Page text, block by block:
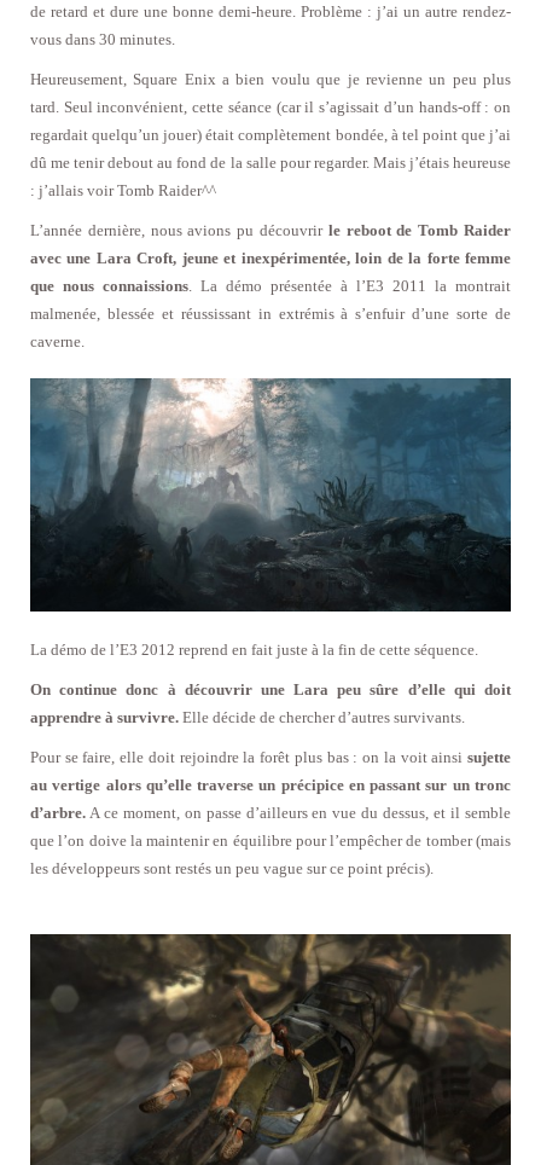
de retard et dure une bonne demi-heure. Problème : j’ai un autre rendez-
vous dans 30 minutes.
Heureusement, Square Enix a bien voulu que je revienne un peu plus
tard. Seul inconvénient, cette séance (car il s’agissait d’un hands-off : on
regardait quelqu’un jouer) était complètement bondée, à tel point que j’ai
dû me tenir debout au fond de la salle pour regarder. Mais j’étais heureuse
: j’allais voir Tomb Raider^^
L’année dernière, nous avions pu découvrir le reboot de Tomb Raider
avec une Lara Croft, jeune et inexpérimentée, loin de la forte femme
que nous connaissions . La démo présentée à l’E3 2011 la montrait
malmenée, blessée et réussissant in extrémis à s’enfuir d’une sorte de
caverne.
La démo de l’E3 2012 reprend en fait juste à la fin de cette séquence.
On continue donc à découvrir une Lara peu sûre d’elle qui doit
apprendre à survivre. Elle décide de chercher d’autres survivants.
Pour se faire, elle doit rejoindre la forêt plus bas : on la voit ainsi sujette
au vertige alors qu’elle traverse un précipice en passant sur un tronc
d’arbre. A ce moment, on passe d’ailleurs en vue du dessus, et il semble
que l’on doive la maintenir en équilibre pour l’empêcher de tomber (mais
les développeurs sont restés un peu vague sur ce point précis).